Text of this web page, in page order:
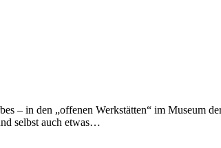
– in den „offenen Werkstätten“ im Museum
selbst auch etwas…